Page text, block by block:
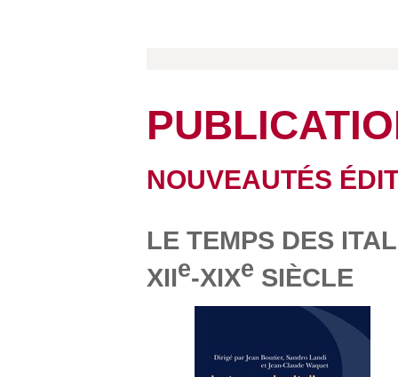
NOUVEAUTÉS
LE TEMPS DES
XIIe-XIXe SIÈCLE